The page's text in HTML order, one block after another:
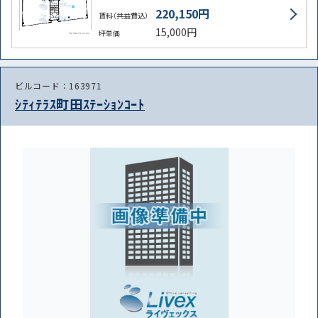
賃料（共益費込） 220,150円
坪単価 15,000円
ビルコード：163971
ｼﾃｨﾃﾗｽ町田ｽﾃｰｼｮﾝｺｰﾄ